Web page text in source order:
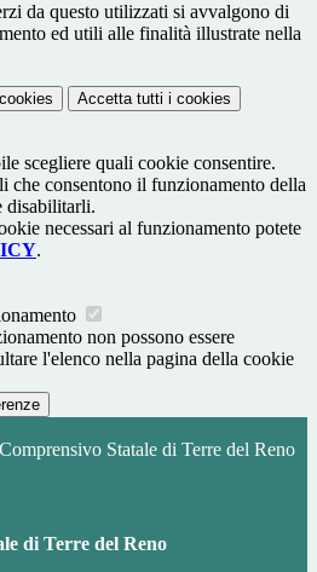
da questo utilizzati si avvalgono di
ed utili alle finalità illustrate nella
Accetta tutti i cookies
scegliere quali cookie consentire.
che consentono il funzionamento della
disabilitarli.
necessari al funzionamento potete
.
non possono essere
l'elenco nella pagina della cookie
Statale di Terre del Reno
di Terre del Reno